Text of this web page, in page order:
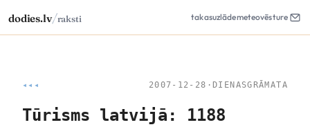
dodies.lv/raksti takasuzlādemeteovēsture
◂◂◂ 2007-12-28 · DIENASGRĀMATA
Tūrisms latvijā: 1188